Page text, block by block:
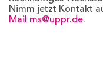
Nimm jetzt Kontakt
Mail ms@uppr.de.